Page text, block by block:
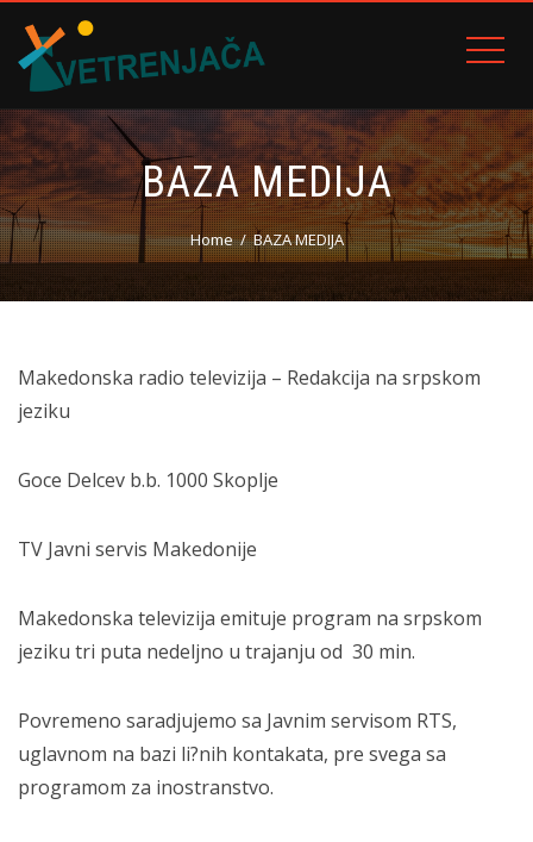
BAZA MEDIJA
Home BAZA MEDIJA
Makedonska radio televizija – Redakcija na srpskom
jeziku
Goce Delcev b.b. 1000 Skoplje
TV Javni servis Makedonije
Makedonska televizija emituje program na srpskom
jeziku tri puta nedeljno u trajanju od 30 min.
Povremeno saradjujemo sa Javnim servisom RTS,
uglavnom na bazi li?nih kontakata, pre svega sa
programom za inostranstvo.